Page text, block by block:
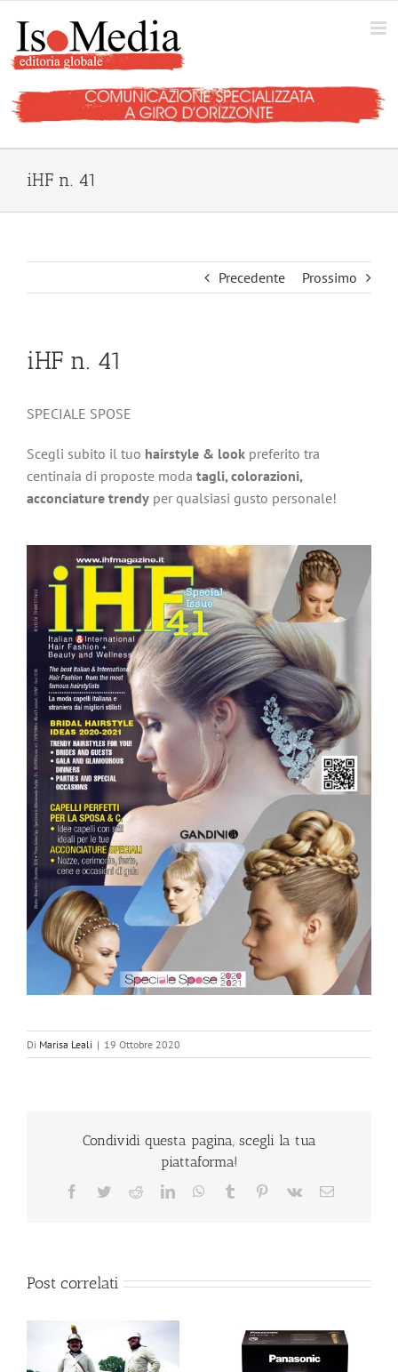
contenuto
iHF n. 41
Precedente Prossimo
iHF n. 41
SPECIALE SPOSE
Scegli subito il tuo hairstyle & look preferito tra
centinaia di proposte moda tagli, colorazioni,
acconciature trendy per qualsiasi gusto personale!
Di Marisa Leali | 19 Ottobre 2020
Condividi questa pagina, scegli la tua
piattaforma!
Facebook
TwitterRedditLinkedInWhatsApp
Tumblr Pinterest
Vk Email
Post correlati